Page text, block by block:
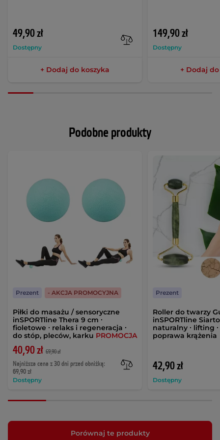
49,90 zł
Dostępny
+ Dodaj do koszyka
149,90 zł
Dostępny
+ Dodaj
Podobne produkty
Piłki do masażu / sensoryczne
inSPORTline Thera 9 cm ∙
fioletowe ∙ relaks i regeneracja ∙
do stóp, pleców, karku PROMOCJA
40,90 zł 69,90 zł
Najniższa cena z 30 dni przed obniżką:
69,90 zł
Dostępny
Prezent - AKCJA PROMOCYJNA
Roller do twarzy
inSPORTline
naturalny ∙ lifting ∙
poprawa krążenia
42,90 zł
Dostępny
Prezent
Porównaj te produkty